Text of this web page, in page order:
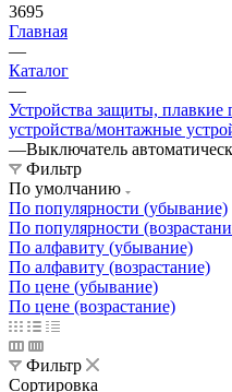
3695
Главная
—
Каталог
—
Устройства защиты,
устройства/монтажные
—Выключатель
Фильтр
По умолчанию
По популярности (убывание)
По популярности
По алфавиту (убывание)
По алфавиту (возрастание)
По цене (убывание)
По цене (возрастание)
Фильтр
Сортировка